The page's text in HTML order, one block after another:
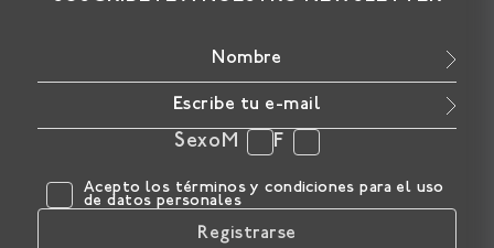
SexoM F
Acepto los términos y condiciones para el uso
de datos personales
Registrarse